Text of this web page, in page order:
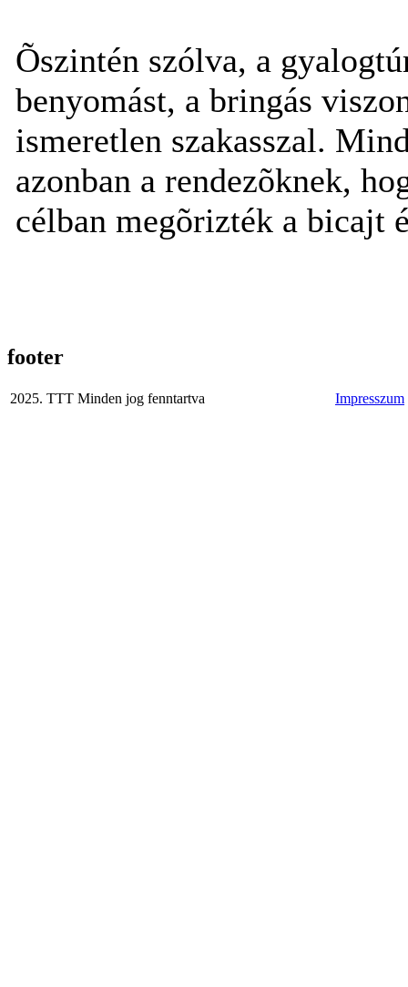
Õszintén szólva, a
benyomást, a bringás
ismeretlen szakasszal.
azonban a rendezõknek,
célban megõrizték a bicajt
footer
2025. TTT Minden jog fenntartva Impresszum